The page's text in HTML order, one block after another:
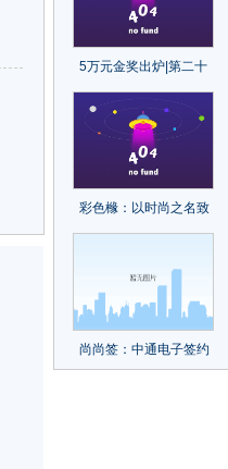
5万元金奖出炉|第二十
届中国（大朗）毛织服
装设计大赛圆满结束
彩色橼：以时尚之名致
敬手绘技艺
尚尚签：中通电子签约
中台凯发一触即发的解